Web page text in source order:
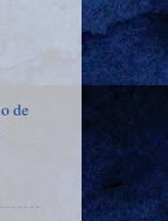
de